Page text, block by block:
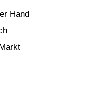
Hand